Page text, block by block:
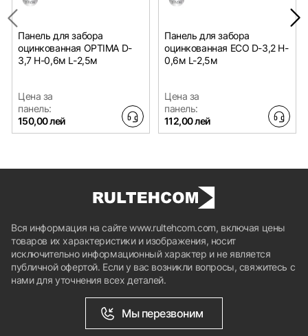
Панель для забора
оцинкованная OPTIMA D-
3,7 H-0,6м L-2,5м
Цена за
панель:
150,00 лей
Панель для забора
оцинкованная ECO D-3,2 H-
0,6м L-2,5м
Цена за
панель:
112,00 лей
Вся информация на сайте www.rultehcom.com, включая цены
товаров их характеристики и изображения, носит
исключительно информационный характер и не является
публичной офертой. Если у вас возникли вопросы, свяжитесь с
нами для уточнения всех деталей.
Мы перезвоним